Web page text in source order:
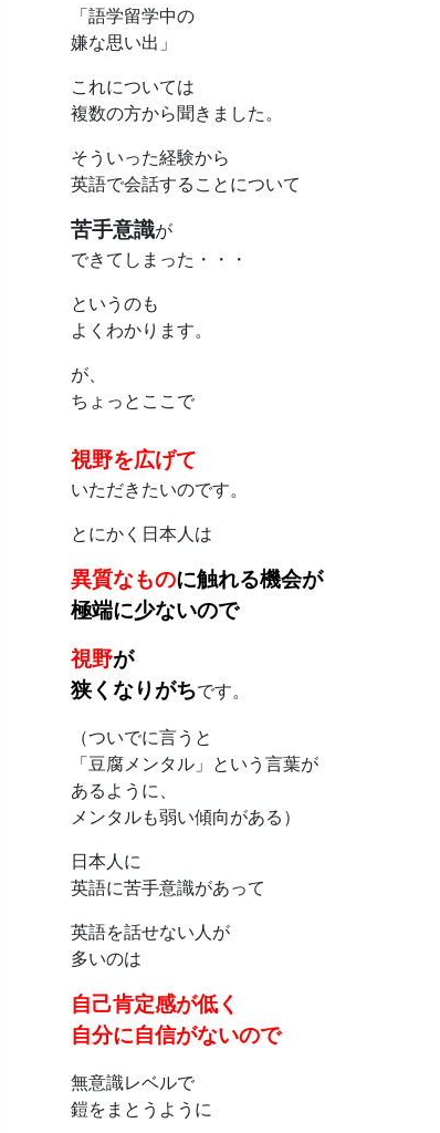
「語学留学中の
嫌な思い出」
これについては
複数の方から聞きました。
そういった経験から
英語で会話することについて
苦手意識が
できてしまった・・・
というのも
よくわかります。
が、
ちょっとここで
視野を広げて
いただきたいのです。
とにかく日本人は
異質なものに触れる機会が
極端に少ないので
視野が
狭くなりがちです。
（ついでに言うと
「豆腐メンタル」という言葉が
あるように、
メンタルも弱い傾向がある）
日本人に
英語に苦手意識があって
英語を話せない人が
多いのは
自己肯定感が低く
自分に自信がないので
無意識レベルで
鎧をまとうように